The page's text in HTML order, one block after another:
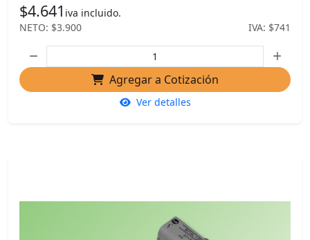
$4.641 iva incluido.
NETO: $3.900
IVA: $741
Agregar a Cotización
Ver detalles